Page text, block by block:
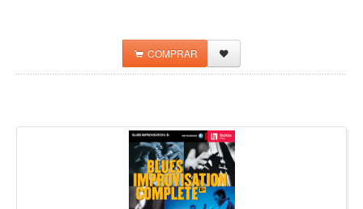
COMPRAR